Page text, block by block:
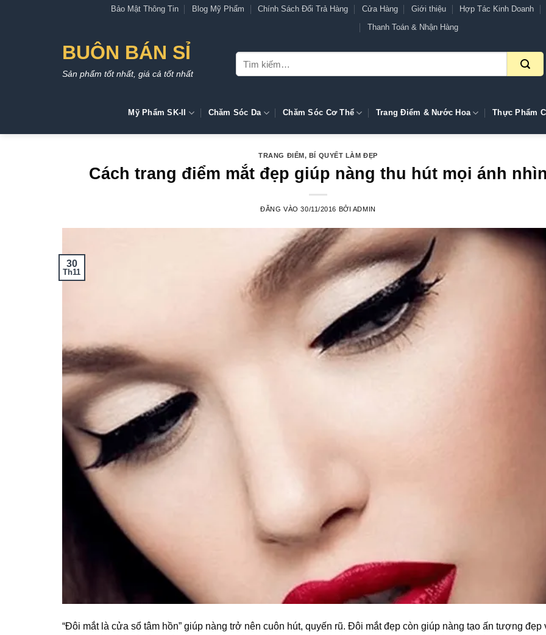
Bảo Mật Thông Tin Blog Mỹ Phẩm Chính Sách Đổi Trả Hàng Cửa Hàng Giới thiệu
Hợp Tác Kinh Doanh
Thanh Toán & Nhận Hàng
BUÔN BÁN SỈ
Sản phẩm tốt nhất, giá cả tốt nhất
Tìm
kiếm:
Mỹ Phẩm SK-II Chăm Sóc Da Chăm Sóc Cơ Thể Trang Điểm & Nước Hoa Thực Phẩm
TRANG ĐIỂM, BÍ QUYẾT LÀM ĐẸP
Cách trang điểm mắt đẹp giúp nàng thu hút mọi ánh
ĐĂNG VÀO30/11/2016 BỞI ADMIN
30
Th11
“Đôi mắt là cửa sổ tâm hồn” giúp nàng trở nên cuôn hút, quyến rũ. Đôi mắt đẹp còn giúp nàng tạo ấn tượng đẹp